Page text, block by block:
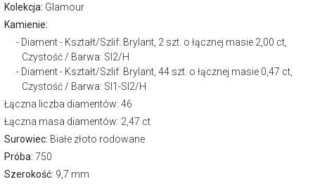
Kolekcja: Glamour
Kamienie:
Diament - Kształt/Szlif: Brylant, 2 szt. o łącznej masie 2,00 ct,
Czystość / Barwa: SI2/H
Diament - Kształt/Szlif: Brylant, 44 szt. o łącznej masie 0,47 ct,
Czystość / Barwa: SI1-SI2/H
Łączna liczba diamentów: 46
Łączna masa diamentów: 2,47 ct
Surowiec: Białe złoto rodowane
Próba: 750
Szerokość: 9,7 mm